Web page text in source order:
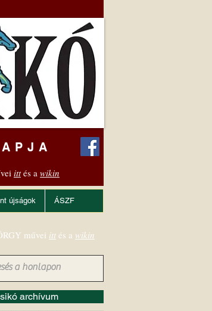
ittés a wikin
újságok ÁSZF
archívum
művei itt és a wikin